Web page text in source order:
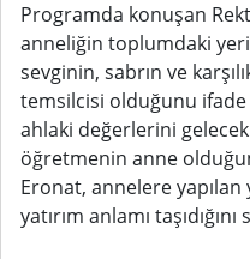
Programda konuşan
anneliğin toplumdaki
sevginin, sabrın ve
temsilcisi olduğunu
ahlaki değerlerini
öğretmenin anne
Eronat, annelere yapılan
yatırım anlamı taşıdığını